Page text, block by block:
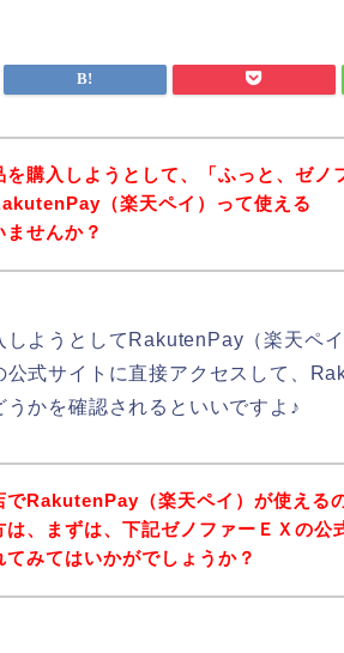
購入しようとして、「ふっと、ゼノ
（楽天ペイ）って使える
せんか？
ようとしてRakutenPay（楽天ペ
式サイトに直接アクセスして、
かを確認されるといいですよ♪
でRakutenPay（楽天ペイ）が使える
、まずは、下記ゼノファーＥＸの公
みてはいかがでしょうか？